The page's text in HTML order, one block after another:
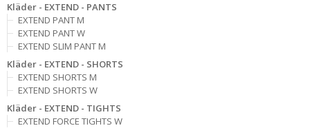
Kläder - EXTEND - PANTS
EXTEND PANT M
EXTEND PANT W
EXTEND SLIM PANT M
Kläder - EXTEND - SHORTS
EXTEND SHORTS M
EXTEND SHORTS W
Kläder - EXTEND - TIGHTS
EXTEND FORCE TIGHTS W